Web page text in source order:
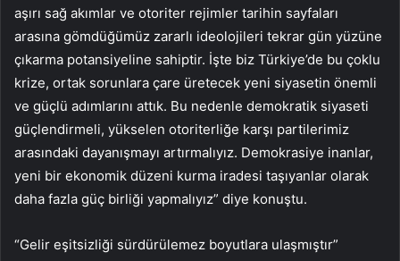
aşırı sağ akımlar ve otoriter rejimler tarihin sayfaları
arasına gömdüğümüz zararlı ideolojileri tekrar gün yüzüne
çıkarma potansiyeline sahiptir. İşte biz Türkiye’de bu çoklu
krize, ortak sorunlara çare üretecek yeni siyasetin önemli
ve güçlü adımlarını attık. Bu nedenle demokratik siyaseti
güçlendirmeli, yükselen otoriterliğe karşı partilerimiz
arasındaki dayanışmayı artırmalıyız. Demokrasiye inanlar,
yeni bir ekonomik düzeni kurma iradesi taşıyanlar olarak
daha fazla güç birliği yapmalıyız” diye konuştu.
“Gelir eşitsizliği sürdürülemez boyutlara ulaşmıştır”